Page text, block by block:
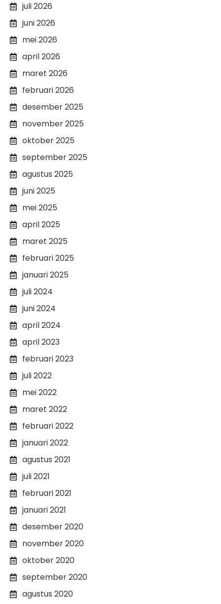
juli 2026
juni 2026
mei 2026
april 2026
maret 2026
februari 2026
desember 2025
november 2025
oktober 2025
september 2025
agustus 2025
juni 2025
mei 2025
april 2025
maret 2025
februari 2025
januari 2025
juli 2024
juni 2024
april 2024
april 2023
februari 2023
juli 2022
mei 2022
maret 2022
februari 2022
januari 2022
agustus 2021
juli 2021
februari 2021
januari 2021
desember 2020
november 2020
oktober 2020
september 2020
agustus 2020